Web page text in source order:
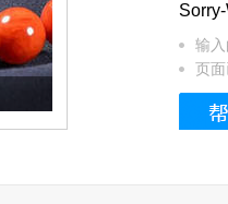
这个3.2米的长
输
页